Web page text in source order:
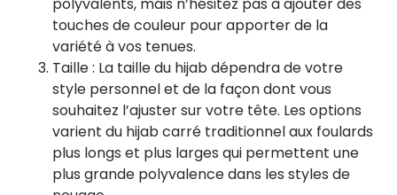
touches de couleur pour apporter de la
variété à vos tenues.
Taille : La taille du hijab dépendra de votre
style personnel et de la façon dont vous
souhaitez l’ajuster sur votre tête. Les options
varient du hijab carré traditionnel aux foulards
plus longs et plus larges qui permettent une
plus grande polyvalence dans les styles de